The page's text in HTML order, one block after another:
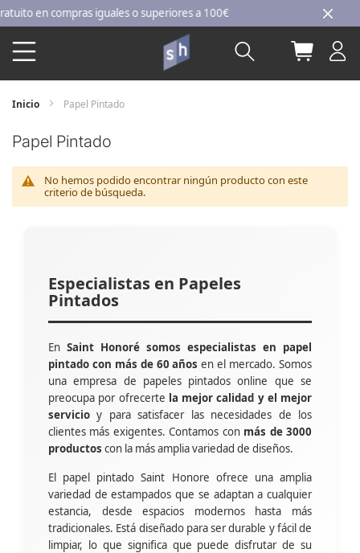
Ir
al
contenido
en compras iguales o superiores a 100€
Buscar Mi
Inicio Papel Pintado
Papel Pintado
No hemos podido encontrar ningún producto con este
criterio de búsqueda.
Especialistas en Papeles
Pintados
En Saint Honoré somos especialistas en papel
pintado con más de 60 años en el mercado. Somos
una empresa de papeles pintados online que se
preocupa por ofrecerte la mejor calidad y el mejor
servicio y para satisfacer las necesidades de los
clientes más exigentes. Contamos con más de 3000
productos con la más amplia variedad de diseños.
El papel pintado Saint Honore ofrece una amplia
variedad de estampados que se adaptan a cualquier
estancia, desde espacios modernos hasta más
tradicionales. Está diseñado para ser durable y fácil de
limpiar, lo que significa que puede disfrutar de su